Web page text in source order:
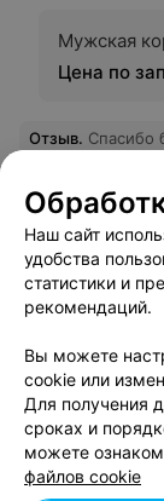
Мужская
Цена по
Отзыв. Спасибо
ЦЕНТР
Минск, ул.
Мужская
Цена по
Наш сайт
удобства
статистики и
рекомендаций.
Вы можете
cookie или
Для получения
сроках и
можете
файлов cookie